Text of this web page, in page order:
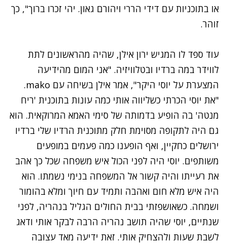
או בתוכניות עם דידי הררי ויהורם גאון. יהי זכרו ברוך", כך
זוהר.
עוד ספד לו המגיש ירון אילן, שהיה מהראשונים לתת
לווידר במה ברדיו ובטלוויזיה. "אני המום מהידיעה
המצערת על יוסי היקר", אמר אילן בשיחה עם mako.
"את יוסי הכרתי כשליווה אותי כמה עונות בתוכנית 'ריח
מנטה' בה הופיע בדמותה של סימי האמא המרוקאית. הוא
גם היה לתקופה מסוימת חלק מתוכנית הרדיו שלי ברדיו
ירושלים כחקיין, ואף הופענו כמה פעמים במופעים
משותפים. יוסי היה לפני הכול איש משפחה שכל כך אהב
את רעייתו והיה קשור אל המשפחה בנימי נשמתו. הוא
היה איש מלא חום ואהבה ותמיד עם חיוך ומלא בהומור
ושמחה. כשאושפזתי בבית החולים הגליל בנהריה, לפני
שנתיים, יוסי שהיה תושב נהריה הרבה לבקר אותי ודאג
לשבת שעות ולהצחיק אותי. זאת ידיעה מאד עצובה